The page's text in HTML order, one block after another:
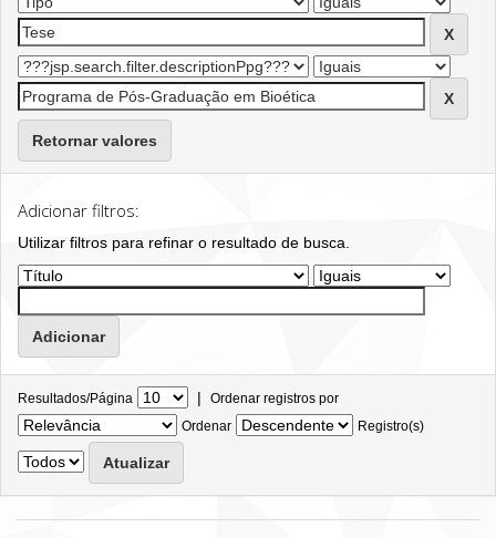
Retornar valores
Adicionar filtros:
Utilizar filtros para refinar o resultado de busca.
Resultados/Página | Ordenar registros por
Ordenar
Registro(s)